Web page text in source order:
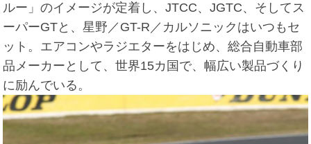
ルー」のイメージが定着し、JTCC、JGTC、そしてス
ーパーGTと、星野／GT-R／カルソニックはいつもセ
ット。エアコンやラジエターをはじめ、総合自動車部
品メーカーとして、世界15カ国で、幅広い製品づくり
に励んでいる。